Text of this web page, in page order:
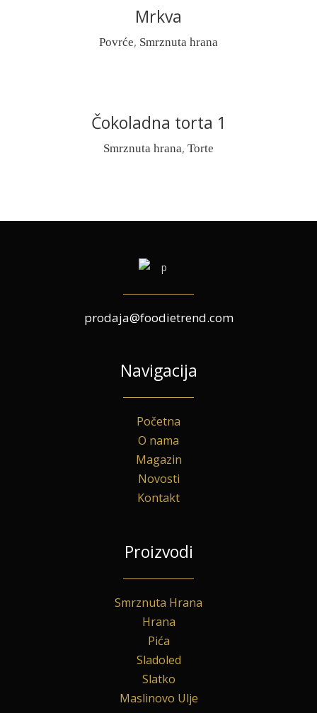
READ MORE
Mrkva
Povrće, Smrznuta hrana
READ MORE
Čokoladna torta 1
Smrznuta hrana, Torte
prodaja@foodietrend.com
Navigacija
Početna
O nama
Magazin
Novosti
Kontakt
Proizvodi
Smrznuta Hrana
Hrana
Pića
Sladoled
Slatko
Maslinovo Ulje